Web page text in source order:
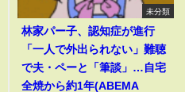
未分類
林家パー子、認知症が進行
「一人で外出られない」難聴
で夫・ペーと「筆談」…自宅
全焼から約1年(ABEMA